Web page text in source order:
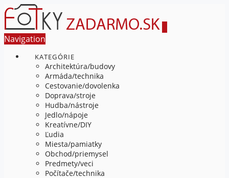
Navigation
KATEGÓRIE
Architektúra/budovy
Armáda/technika
Cestovanie/dovolenka
Doprava/stroje
Hudba/nástroje
Jedlo/nápoje
Kreatívne/DIY
Ľudia
Miesta/pamiatky
Obchod/priemysel
Predmety/veci
Počítače/technika